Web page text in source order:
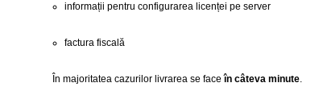
informații pentru configurarea licenței pe server
factura fiscală
În majoritatea cazurilor livrarea se faceîn câteva minute.